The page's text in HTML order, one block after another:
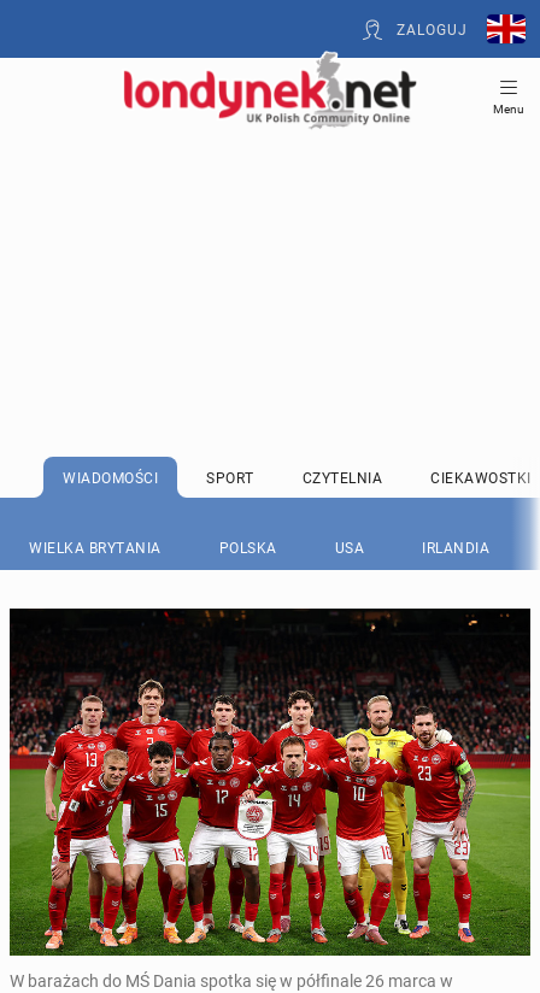
ZALOGUJ
Menu
WIADOMOŚCI SPORT CZYTELNIA CIEKAWOSTKI
WIELKA BRYTANIA POLSKA USA IRLANDIA
W barażach do MŚ Dania spotka się w półfinale 26 marca w